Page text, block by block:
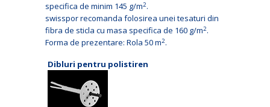
specifica de minim 145 g/m2.
swisspor recomanda folosirea unei tesaturi din
fibra de sticla cu masa specifica de 160 g/m2.
Forma de prezentare: Rola 50 m2.
Dibluri pentru polistiren